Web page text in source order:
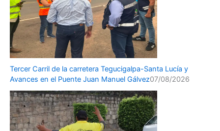
Tercer Carril de la carretera Tegucigalpa-Santa Lucía y
Avances en el Puente Juan Manuel Gálvez07/08/2026